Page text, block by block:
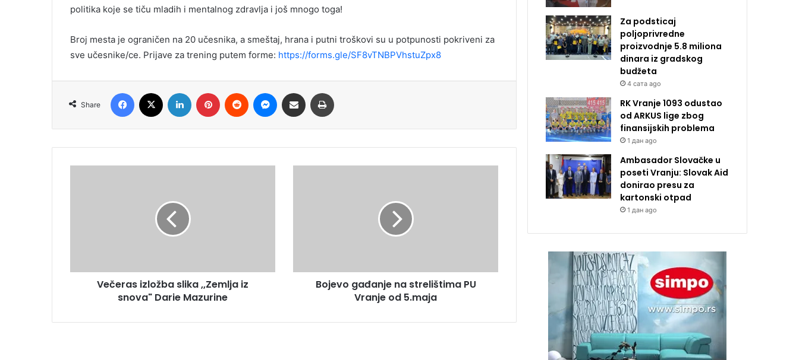
politika koje se tiču mladih i mentalnog zdravlja i još mnogo toga!
Broj mesta je ograničen na 20 učesnika, a smeštaj, hrana i putni troškovi su u potpunosti pokriveni za
sve učesnike/ce. Prijave za trening putem forme: https://forms.gle/SF8vTNBPVhstuZpx8
Share
Facebook LinkedIn Pinterest Reddit Messenger
Share via Email
Večeras izložba slika ,,Zemlja iz
snova" Darie Mazurine
Bojevo gađanje na strelištima PU
Vranje od 5.maja
Za podsticaj
poljoprivredne
proizvodnje 5.8 miliona
dinara iz gradskog
budžeta
4 сата ago
RK Vranje 1093 odustao
od ARKUS lige zbog
finansijskih problema
1 дан ago
Ambasador Slovačke u
poseti Vranju: Slovak Aid
donirao presu za
kartonski otpad
1 дан ago